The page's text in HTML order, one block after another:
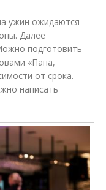
ужин ожидаются
Далее
подготовить
«Папа,
от срока.
написать